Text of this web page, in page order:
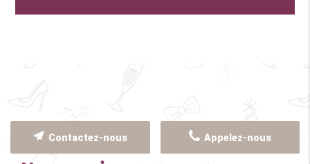
Appelez-nous
Contactez-nous